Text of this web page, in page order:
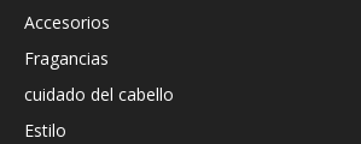
Accesorios
Fragancias
cuidado del cabello
Estilo